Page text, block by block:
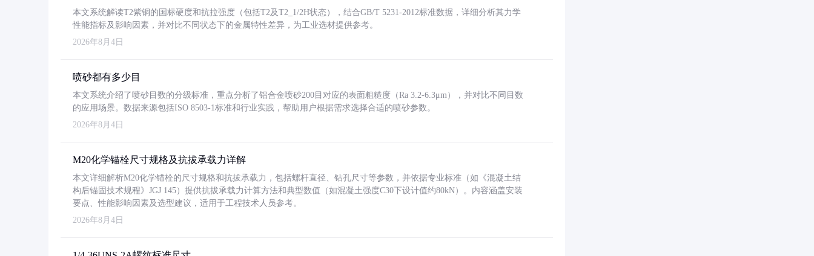
本文系统解读T2紫铜的国标硬度和抗拉强度（包括T2及T2_1/2H状态），结合GB/T 5231-2012标准数据，详细分析其力学
性能指标及影响因素，并对比不同状态下的金属特性差异，为工业选材提供参考。
2026年8月4日
喷砂都有多少目
本文系统介绍了喷砂目数的分级标准，重点分析了铝合金喷砂200目对应的表面粗糙度（Ra 3.2-6.3μm），并对比不同目数
的应用场景。数据来源包括ISO 8503-1标准和行业实践，帮助用户根据需求选择合适的喷砂参数。
2026年8月4日
M20化学锚栓尺寸规格及抗拔承载力详解
本文详细解析M20化学锚栓的尺寸规格和抗拔承载力，包括螺杆直径、钻孔尺寸等参数，并依据专业标准（如《混凝土结
构后锚固技术规程》JGJ 145）提供抗拔承载力计算方法和典型数值（如混凝土强度C30下设计值约80kN）。内容涵盖安装
要点、性能影响因素及选型建议，适用于工程技术人员参考。
2026年8月4日